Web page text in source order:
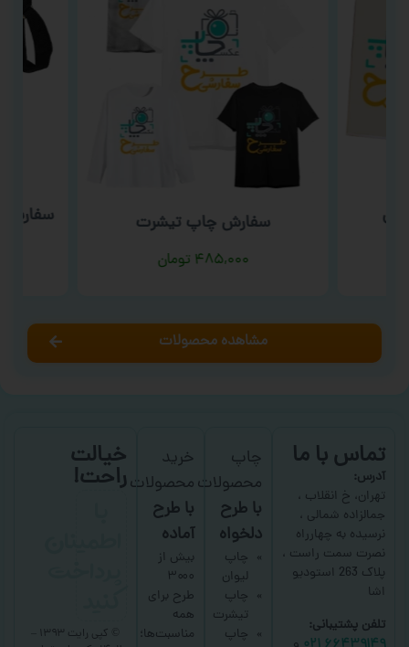
سفارش چاپ تیشرت
۴۸۵,۰۰۰ تومان
سفارش
مشاهده محصولات
تماس با ما
آدرس:
تهران، خ انقلاب ،
جمالزاده شمالی ،
نرسیده به چهارراه
نصرت سمت راست ،
پلاک 263 استودیو
اشا
تلفن پشتیبانی:
چاپ
محصولات
با طرح
دلخواه
چاپ
لیوان
چاپ
تیشرت
چاپ
خرید
محصولات
با طرح
آماده
بیش از
۳۰۰۰
طرح برای
همه
مناسبت‌ها؛
خیالت
راحت!